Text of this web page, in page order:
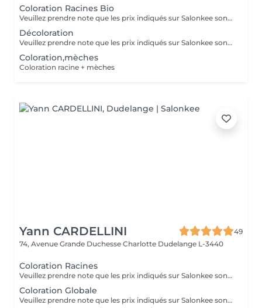
Coloration Racines Bio
Veuillez prendre note que les prix indiqués sur Salonkee sont communiqués à titre informatif et s'entendent de base. Ces derniers sont susceptibles de varier selon le diagnostic réalisé à votre arrivée au salon et l'expertise du professionnel à qui vous confiez votre beauté. Dans tous les cas, un devis précis vous sera proposé et toutes réalisations de prestations seront effectuées avec votre accord. Un grand merci d'avance pour votre compréhension. Au plaisir de vous recevoir très vite.
Décoloration
Veuillez prendre note que les prix indiqués sur Salonkee sont communiqués à titre informatif et s'entendent de base. Ces derniers sont susceptibles de varier selon le diagnostic réalisé à votre arrivée au salon et l'expertise du professionnel à qui vous confiez votre beauté. Dans tous les cas, un devis précis vous sera proposé et toutes réalisations de prestations seront effectuées avec votre accord. Un grand merci d'avance pour votre compréhension. Au plaisir de vous recevoir très vite.
Coloration,mèches
Coloration racine + mèches
Yann CARDELLINI
49
74, Avenue Grande Duchesse Charlotte Dudelange L-3440
Coloration Racines
Veuillez prendre note que les prix indiqués sur Salonkee sont communiqués à titre informatif et s'entendent de base. Ces derniers sont susceptibles de varier selon le diagnostic réalisé à votre arrivée au salon et l'expertise du professionnel à qui vous confiez votre beauté. Dans tous les cas, un devis précis vous sera proposé et toutes réalisations de prestations seront effectuées avec votre accord. Un grand merci d'avance pour votre compréhension. Au plaisir de vous recevoir très vite.
Coloration Globale
Veuillez prendre note que les prix indiqués sur Salonkee sont communiqués à titre informatif et s'entendent de base. Ces derniers sont susceptibles de varier selon le diagnostic réalisé à votre arrivée au salon et l'expertise du professionnel à qui vous confiez votre beauté. Dans tous les cas, un devis précis vous sera proposé et toutes réalisations de prestations seront effectuées avec votre accord. Un grand merci d'avance pour votre compréhension. Au plaisir de vous recevoir très vite.